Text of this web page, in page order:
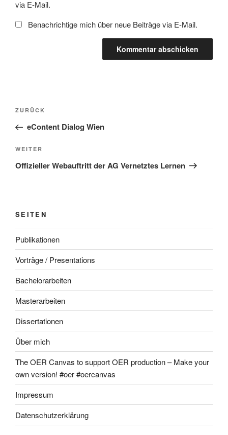
via E-Mail.
Benachrichtige mich über neue Beiträge via E-Mail.
Beitragsnavigation
Vorheriger
Beitrag
ZURÜCK
eContent Dialog Wien
Nächster
Beitrag
WEITER
Offizieller Webauftritt der AG Vernetztes Lernen
SEITEN
Publikationen
Vorträge / Presentations
Bachelorarbeiten
Masterarbeiten
Dissertationen
Über mich
The OER Canvas to support OER production – Make your
own version! #oer #oercanvas
Impressum
Datenschutzerklärung